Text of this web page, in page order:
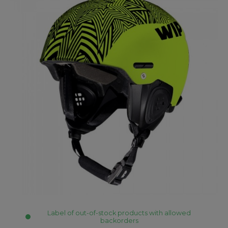
Label of out-of-stock products with allowed
backorders